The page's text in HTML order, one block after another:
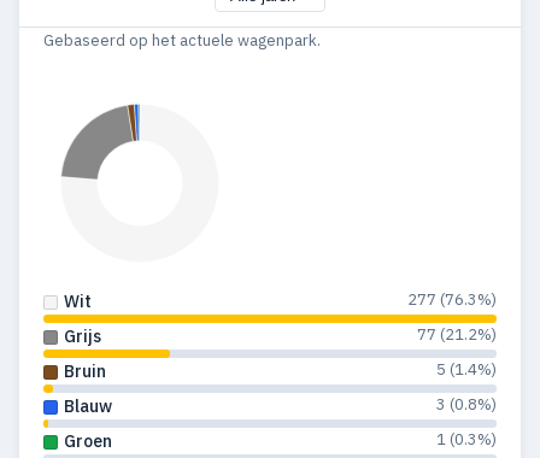
Gebaseerd op het actuele wagenpark.
Wit 277 (76.3%)
Grijs 77 (21.2%)
Bruin 5 (1.4%)
Blauw 3 (0.8%)
Groen 1 (0.3%)